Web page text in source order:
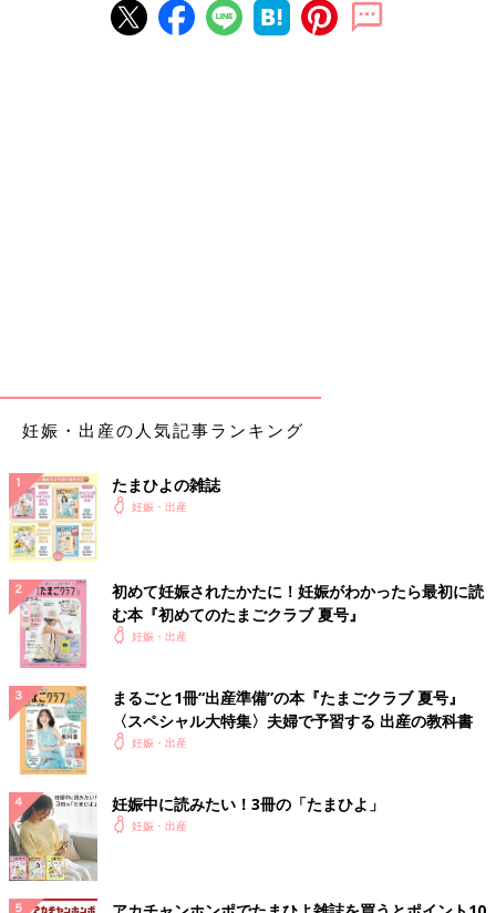
妊娠・出産の人気記事ランキング
たまひよの雑誌
妊娠・出産
初めて妊娠されたかたに！妊娠がわかったら最初に読
む本『初めてのたまごクラブ 夏号』
妊娠・出産
まるごと1冊“出産準備”の本『たまごクラブ 夏号』
〈スペシャル大特集〉夫婦で予習する 出産の教科書
妊娠・出産
妊娠中に読みたい！3冊の「たまひよ」
妊娠・出産